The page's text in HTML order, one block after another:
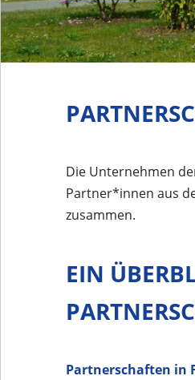
Die Unternehmen
Partner*innen aus
zusammen.
EIN
Partnerschaften in